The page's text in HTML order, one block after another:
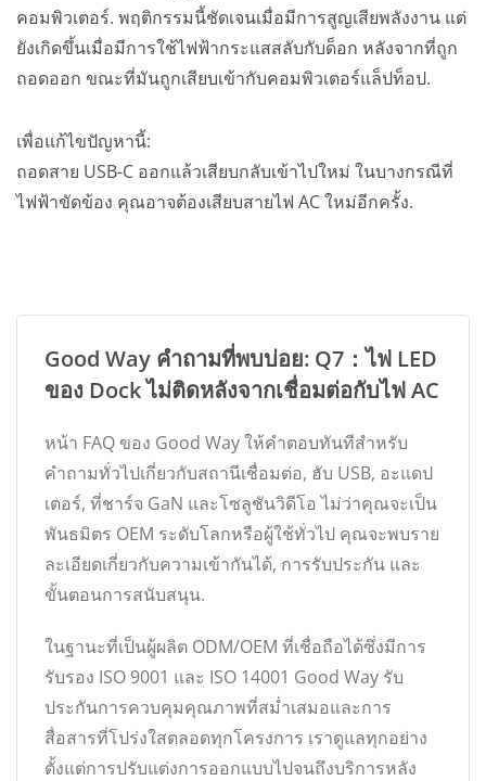
คอมพิวเตอร์. พฤติกรรมนี้ชัดเจนเมื่อมีการสูญเสียพลังงาน แต่
ยังเกิดขึ้นเมื่อมีการใช้ไฟฟ้ากระแสสลับกับด็อก หลังจากที่ถูก
ถอดออก ขณะที่มันถูกเสียบเข้ากับคอมพิวเตอร์แล็ปท็อป.
เพื่อแก้ไขปัญหานี้:
ถอดสาย USB-C ออกแล้วเสียบกลับเข้าไปใหม่ ในบางกรณีที่
ไฟฟ้าขัดข้อง คุณอาจต้องเสียบสายไฟ AC ใหม่อีกครั้ง.
Good Way คำถามที่พบบ่อย: Q7：ไฟ LED
ของ Dock ไม่ติดหลังจากเชื่อมต่อกับไฟ AC
หน้า FAQ ของ Good Way ให้คำตอบทันทีสำหรับ
คำถามทั่วไปเกี่ยวกับสถานีเชื่อมต่อ, ฮับ USB, อะแดป
เตอร์, ที่ชาร์จ GaN และโซลูชันวิดีโอ ไม่ว่าคุณจะเป็น
พันธมิตร OEM ระดับโลกหรือผู้ใช้ทั่วไป คุณจะพบราย
ละเอียดเกี่ยวกับความเข้ากันได้, การรับประกัน และ
ขั้นตอนการสนับสนุน.
ในฐานะที่เป็นผู้ผลิต ODM/OEM ที่เชื่อถือได้ซึ่งมีการ
รับรอง ISO 9001 และ ISO 14001 Good Way รับ
ประกันการควบคุมคุณภาพที่สม่ำเสมอและการ
สื่อสารที่โปร่งใสตลอดทุกโครงการ เราดูแลทุกอย่าง
ตั้งแต่การปรับแต่งการออกแบบไปจนถึงบริการหลัง